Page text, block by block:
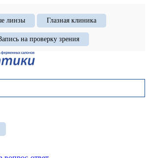
линзы Глазная клиника
на проверку зрения